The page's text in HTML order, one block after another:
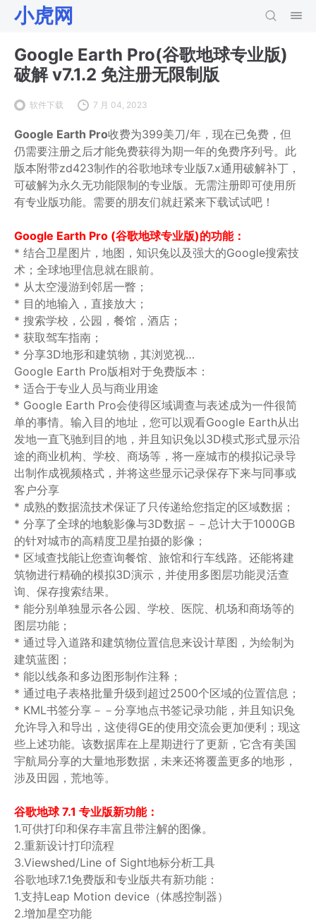
小虎网
Google Earth Pro(谷歌地球专业版)
破解 v7.1.2 免注册无限制版
软件下载 7 月 04, 2023
Google Earth Pro收费为399美刀/年，现在已免费，但
仍需要注册之后才能免费获得为期一年的免费序列号。此
版本附带zd423制作的谷歌地球专业版7.x通用破解补丁，
可破解为永久无功能限制的专业版。无需注册即可使用所
有专业版功能。需要的朋友们就赶紧来下载试试吧！
Google Earth Pro (谷歌地球专业版)的功能：
* 结合卫星图片，地图，知识兔以及强大的Google搜索技
术；全球地理信息就在眼前。
* 从太空漫游到邻居一瞥；
* 目的地输入，直接放大；
* 搜索学校，公园，餐馆，酒店；
* 获取驾车指南；
* 分享3D地形和建筑物，其浏览视…
Google Earth Pro版相对于免费版本：
* 适合于专业人员与商业用途
* Google Earth Pro会使得区域调查与表述成为一件很简
单的事情。输入目的地址，您可以观看Google Earth从出
发地一直飞驰到目的地，并且知识兔以3D模式形式显示沿
途的商业机构、学校、商场等，将一座城市的模拟记录导
出制作成视频格式，并将这些显示记录保存下来与同事或
客户分享
* 成熟的数据流技术保证了只传递给您指定的区域数据；
* 分享了全球的地貌影像与3D数据－－总计大于1000GB
的针对城市的高精度卫星拍摄的影像；
* 区域查找能让您查询餐馆、旅馆和行车线路。还能将建
筑物进行精确的模拟3D演示，并使用多图层功能灵活查
询、保存搜索结果。
* 能分别单独显示各公园、学校、医院、机场和商场等的
图层功能；
* 通过导入道路和建筑物位置信息来设计草图，为绘制为
建筑蓝图；
* 能以线条和多边图形制作注释；
* 通过电子表格批量升级到超过2500个区域的位置信息；
* KML书签分享－－分享地点书签记录功能，并且知识兔
允许导入和导出，这使得GE的使用交流会更加便利；现这
些上述功能。该数据库在上星期进行了更新，它含有美国
宇航局分享的大量地形数据，未来还将覆盖更多的地形，
涉及田园，荒地等。
谷歌地球 7.1 专业版新功能：
1.可供打印和保存丰富且带注解的图像。
2.重新设计打印流程
3.Viewshed/Line of Sight地标分析工具
谷歌地球7.1免费版和专业版共有新功能：
1.支持Leap Motion device（体感控制器）
2.增加星空功能